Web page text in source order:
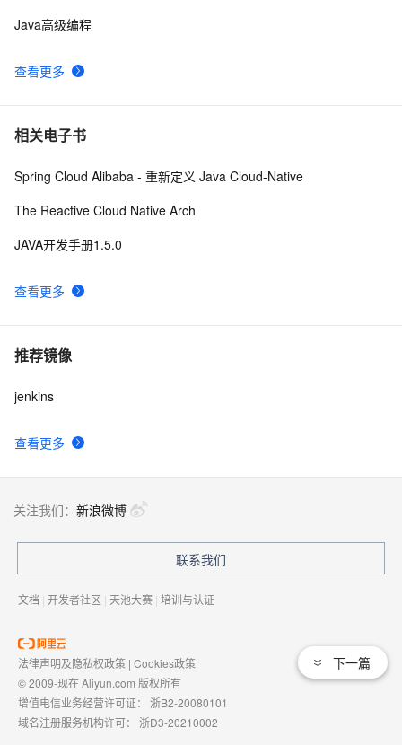
查看更多
Java高级编程
相关电子书
查看更多
Spring Cloud Alibaba - 重新定义 Java Cloud-Native
The Reactive Cloud Native Arch
JAVA开发手册1.5.0
推荐镜像
查看更多
jenkins
下一篇
关注我们： 新浪微博
联系我们
文档 | 开发者社区 | 天池大赛 | 培训与认证
法律声明及隐私权政策 | Cookies政策
© 2009-现在 Aliyun.com 版权所有
增值电信业务经营许可证： 浙B2-20080101
域名注册服务机构许可： 浙D3-20210002